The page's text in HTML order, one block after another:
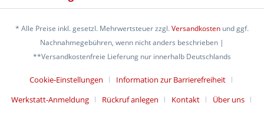
* Alle Preise inkl. gesetzl. Mehrwertsteuer zzgl.Versandkosten und ggf.
Nachnahmegebühren, wenn nicht anders beschrieben |
**Versandkostenfreie Lieferung nur innerhalb Deutschlands
Cookie-Einstellungen
Information zur Barrierefreiheit
Werkstatt-Anmeldung
Rückruf anlegen Kontakt
Über uns